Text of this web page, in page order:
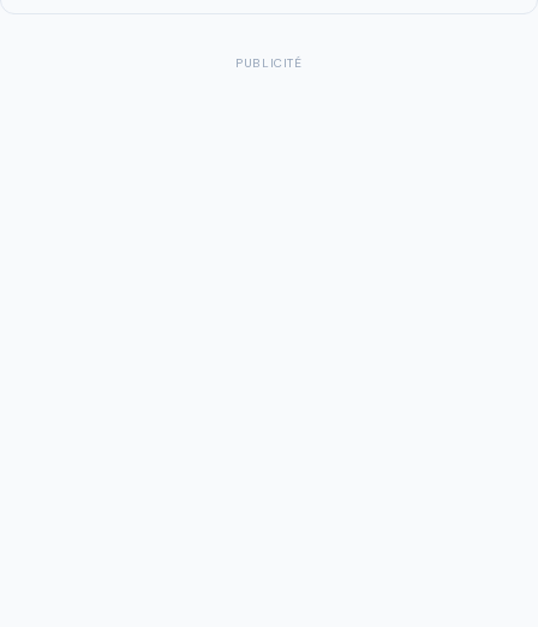
PUBLICITÉ